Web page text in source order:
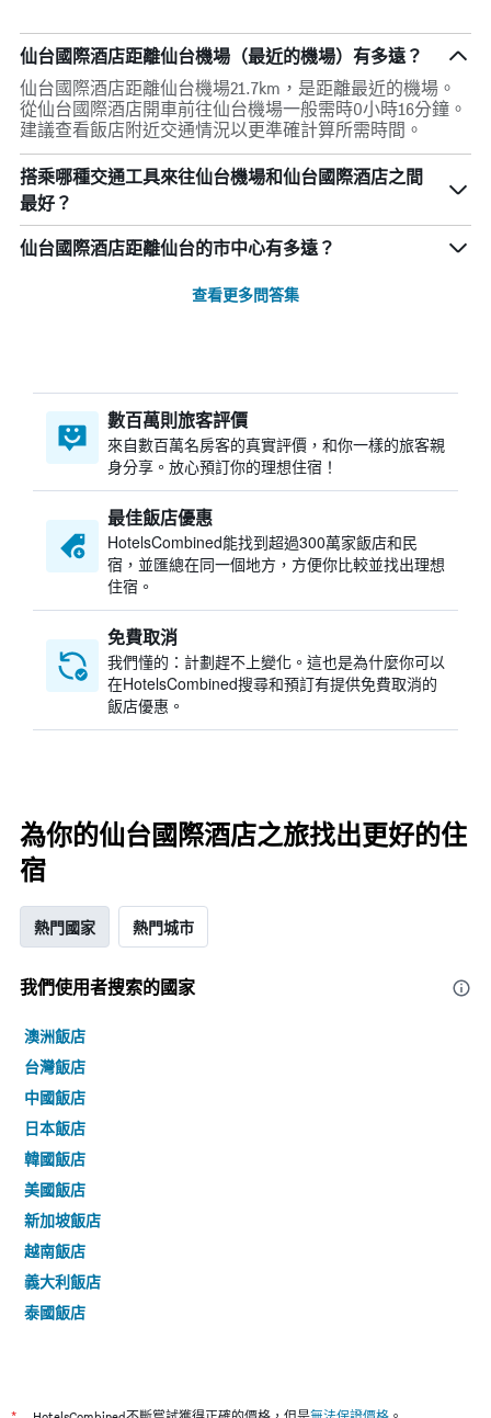
仙台國際酒店距離仙台機場（最近的機場）有多遠？
仙台國際酒店距離仙台機場21.7km，是距離最近的機場。
從仙台國際酒店開車前往仙台機場一般需時0小時16分鐘。
建議查看飯店附近交通情況以更準確計算所需時間。
搭乘哪種交通工具來往仙台機場和仙台國際酒店之間
最好？
仙台國際酒店距離仙台的市中心有多遠？
查看更多問答集
數百萬則旅客評價
來自數百萬名房客的真實評價，和你一樣的旅客親
身分享。放心預訂你的理想住宿！
最佳飯店優惠
HotelsCombined​能找到超過300萬家飯店和民
宿，並匯總在同一個地方，方便你比較並找出理想
住宿。
免費取消
我們懂的：計劃趕不上變化。這也是為什麼你可以
在HotelsCombined搜尋和預訂有提供免費取消的
飯店優惠。
為你的仙台國際酒店之旅找出更好的住
宿
熱門國家 熱門城市
我們使用者搜索的國家
澳洲飯店
台灣飯店
中國飯店
日本飯店
韓國飯店
美國飯店
新加坡飯店
越南飯店
義大利飯店
泰國飯店